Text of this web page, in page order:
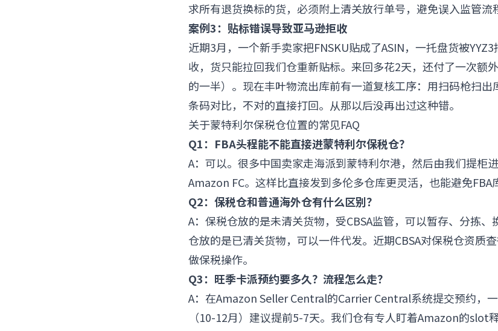
求所有退货换标的货，必须附上清关放行单号，避免误入监管流
案例3：贴标错误导致亚马逊拒收
近期3月，一个新手卖家把FNSKU贴成了ASIN，一托盘货被
收，货只能拉回我们仓重新贴标。来回多花2天，还付了一次额
的一半）。现在丰叶物流出库前有一道复核工序：用扫码枪扫出
条码对比，不对的直接打回。从那以后没再出过这种错。
关于蒙特利尔保税仓位置的常见FAQ
Q1：FBA头程能不能直接进蒙特利尔保税仓？
A：可以。很多中国卖家走海派到蒙特利尔港，然后由我们提柜
Amazon FC。这样比直接发到多伦多仓库更灵活，也能避免FBA
Q2：保税仓和普通海外仓有什么区别？
A：保税仓放的是未清关货物，受CBSA监管，可以暂存、分拣
仓放的是已清关货物，可以一件代发。近期CBSA对保税仓资质
做保税操作。
Q3：旺季卡派预约要多久？流程怎么走？
A：在Amazon Seller Central的Carrier Central系统提交预约，
（10-12月）建议提前5-7天。我们仓有专人盯着Amazon的slot